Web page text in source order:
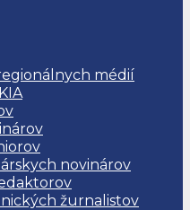
médií
novinárov
žurnalistov